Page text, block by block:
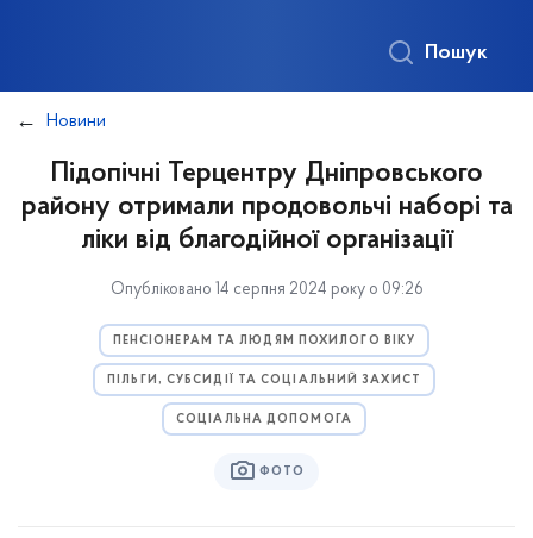
Пошук
Новини
Підопічні Терцентру Дніпровського
району отримали продовольчі наборі та
ліки від благодійної організації
Опубліковано 14 серпня 2024 року о 09:26
ПЕНСІОНЕРАМ ТА ЛЮДЯМ ПОХИЛОГО ВІКУ
ПІЛЬГИ, СУБСИДІЇ ТА СОЦІАЛЬНИЙ ЗАХИСТ
СОЦІАЛЬНА ДОПОМОГА
ФОТО